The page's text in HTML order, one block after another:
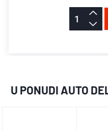
U PONUDI AUTO